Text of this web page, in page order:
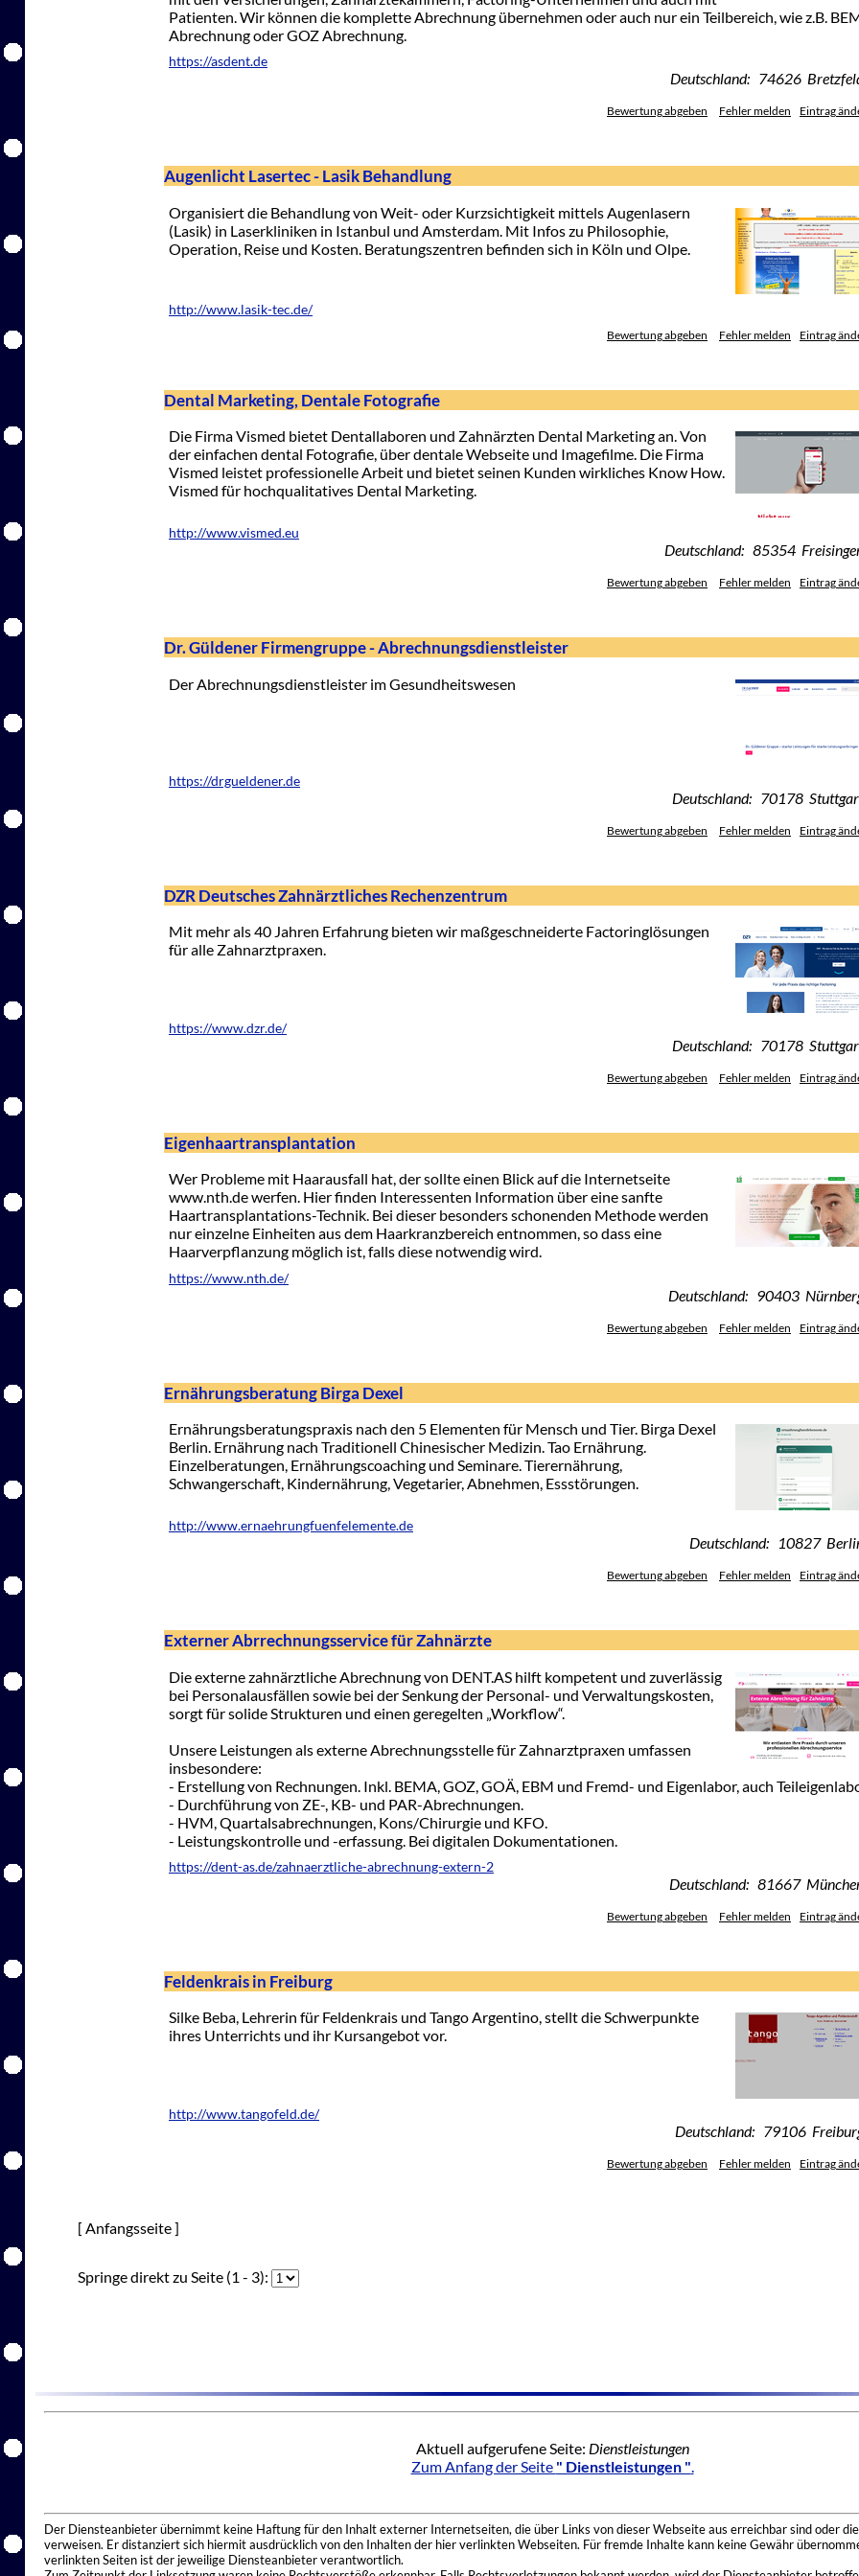
Patienten. Wir können die komplette Abrechnung übernehmen oder auch nur ein Teilbereich, wie z.B.
Abrechnung oder GOZ Abrechnung.
https://asdent.de
Deutschland: 74626
Bewertung abgeben Fehler melden Eintrag
Augenlicht Lasertec - Lasik Behandlung
Organisiert die Behandlung von Weit- oder Kurzsichtigkeit mittels Augenlasern
(Lasik) in Laserkliniken in Istanbul und Amsterdam. Mit Infos zu Philosophie,
Operation, Reise und Kosten. Beratungszentren befinden sich in Köln und Olpe.
http://www.lasik-tec.de/
Bewertung abgeben Fehler melden Eintrag
Dental Marketing, Dentale Fotografie
Die Firma Vismed bietet Dentallaboren und Zahnärzten Dental Marketing an. Von
der einfachen dental Fotografie, über dentale Webseite und Imagefilme. Die Firma
Vismed leistet professionelle Arbeit und bietet seinen Kunden wirkliches Know How.
Vismed für hochqualitatives Dental Marketing.
http://www.vismed.eu
Deutschland: 85354
Bewertung abgeben Fehler melden Eintrag
Dr. Güldener Firmengruppe - Abrechnungsdienstleister
Der Abrechnungsdienstleister im Gesundheitswesen
https://drgueldener.de
Deutschland: 70178
Bewertung abgeben Fehler melden Eintrag
DZR Deutsches Zahnärztliches Rechenzentrum
Mit mehr als 40 Jahren Erfahrung bieten wir maßgeschneiderte Factoringlösungen
für alle Zahnarztpraxen.
https://www.dzr.de/
Deutschland: 70178
Bewertung abgeben Fehler melden Eintrag
Eigenhaartransplantation
Wer Probleme mit Haarausfall hat, der sollte einen Blick auf die Internetseite
www.nth.de werfen. Hier finden Interessenten Information über eine sanfte
Haartransplantations-Technik. Bei dieser besonders schonenden Methode werden
nur einzelne Einheiten aus dem Haarkranzbereich entnommen, so dass eine
Haarverpflanzung möglich ist, falls diese notwendig wird.
https://www.nth.de/
Deutschland: 90403
Bewertung abgeben Fehler melden Eintrag
Ernährungsberatung Birga Dexel
Ernährungsberatungspraxis nach den 5 Elementen für Mensch und Tier. Birga Dexel
Berlin. Ernährung nach Traditionell Chinesischer Medizin. Tao Ernährung.
Einzelberatungen, Ernährungscoaching und Seminare. Tierernährung,
Schwangerschaft, Kindernährung, Vegetarier, Abnehmen, Essstörungen.
http://www.ernaehrungfuenfelemente.de
Deutschland: 10827
Bewertung abgeben Fehler melden Eintrag
Externer Abrrechnungsservice für Zahnärzte
Die externe zahnärztliche Abrechnung von DENT.AS hilft kompetent und zuverlässig
bei Personalausfällen sowie bei der Senkung der Personal- und Verwaltungskosten,
sorgt für solide Strukturen und einen geregelten „Workflow“.
Unsere Leistungen als externe Abrechnungsstelle für Zahnarztpraxen umfassen
insbesondere:
- Erstellung von Rechnungen. Inkl. BEMA, GOZ, GOÄ, EBM und Fremd- und Eigenlabor, auch
- Durchführung von ZE-, KB- und PAR-Abrechnungen.
- HVM, Quartalsabrechnungen, Kons/Chirurgie und KFO.
- Leistungskontrolle und -erfassung. Bei digitalen Dokumentationen.
https://dent-as.de/zahnaerztliche-abrechnung-extern-2
Deutschland: 81667
Bewertung abgeben Fehler melden Eintrag
Feldenkrais in Freiburg
Silke Beba, Lehrerin für Feldenkrais und Tango Argentino, stellt die Schwerpunkte
ihres Unterrichts und ihr Kursangebot vor.
http://www.tangofeld.de/
Deutschland: 79106
Bewertung abgeben Fehler melden Eintrag
[ Anfangsseite ]
Springe direkt zu Seite (1 - 3):
Aktuell aufgerufene Seite: Dienstleistungen
Zum Anfang der Seite " Dienstleistungen ".
Der Diensteanbieter übernimmt keine Haftung für den Inhalt externer Internetseiten, die über Links von dieser Webseite aus erreichbar sind oder
verweisen. Er distanziert sich hiermit ausdrücklich von den Inhalten der hier verlinkten Webseiten. Für fremde Inhalte kann keine Gewähr
verlinkten Seiten ist der jeweilige Diensteanbieter verantwortlich.